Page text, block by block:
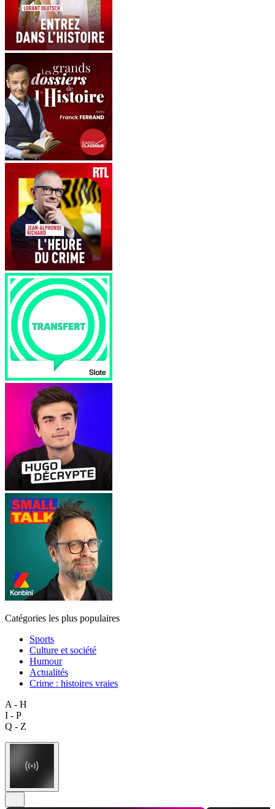
Catégories les plus populaires
Sports
Culture et société
Humour
Actualités
Crime : histoires vraies
A - H
I - P
Q - Z